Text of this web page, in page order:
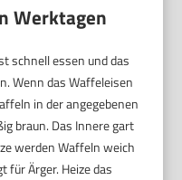
Werktagen
schnell essen und das
Wenn das Waffeleisen
in der angegebenen
braun. Das Innere gart
werden Waffeln weich
für Ärger. Heize das